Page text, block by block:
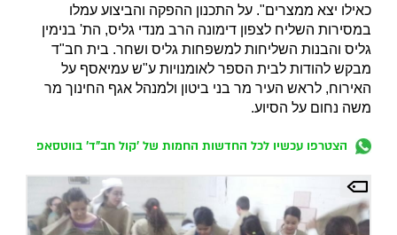
כאילו יצא ממצרים". על התכנון ההפקה והביצוע עמלו
במסירות השליח לצפון דימונה הרב מנדי גליס, הת' בנימין
גליס והבנות השליחות למשפחות גליס ושחר. בית חב"ד
מבקש להודות לבית הספר לאומנויות ע"ש עמיאסף על
האירוח, לראש העיר מר בני ביטון ולמנהל אגף החינוך מר
משה נחום על הסיוע.
הצטרפו עכשיו לכל החדשות החמות של 'קול חב"ד' בווטסאפ